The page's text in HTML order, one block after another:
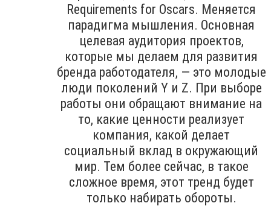
Requirements for Oscars. Меняется
парадигма мышления. Основная
целевая аудитория проектов,
которые мы делаем для развития
бренда работодателя, — это молодые
люди поколений Y и Z. При выборе
работы они обращают внимание на
то, какие ценности реализует
компания, какой делает
социальный вклад в окружающий
мир. Тем более сейчас, в такое
сложное время, этот тренд будет
только набирать обороты.